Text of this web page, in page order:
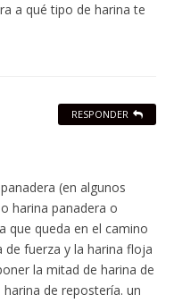
a qué tipo de harina te
(en algunos
harina panadera o
que queda en el camino
de fuerza y la harina floja
la mitad de harina de
de repostería. un
RESPONDER